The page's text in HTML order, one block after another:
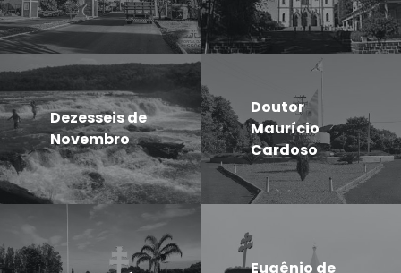
Dezesseis de
Novembro
Doutor
Maurício
Cardoso
Eugênio de